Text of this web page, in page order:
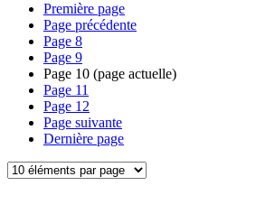
Première page
Page précédente
Page 8
Page 9
Page 10 (page actuelle)
Page 11
Page 12
Page suivante
Dernière page